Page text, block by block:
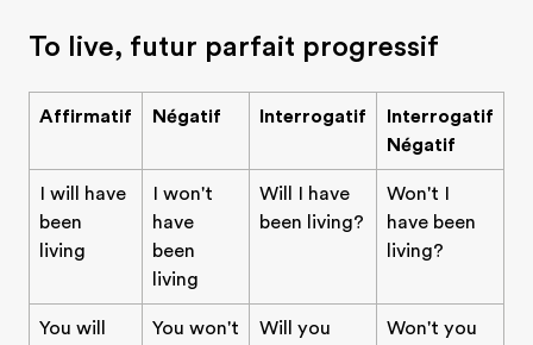
To live, futur parfait progressif
Affirmatif Négatif Interrogatif
Interrogatif
Négatif
I will have
been
living
I won't
have
been
living
Will I have
been living?
Won't I
have been
living?
You will
You won't
Will you
Won't you